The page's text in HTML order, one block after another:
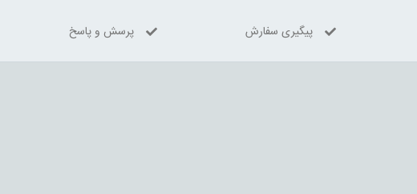
پیگیری سفارش پرسش و پاسخ